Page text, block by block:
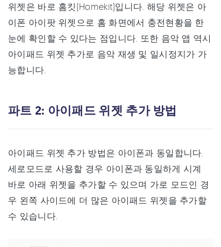
위젯은 바로 홈킷(Homekit)입니다. 해당 위젯은 아
이폰 아이팟 위젯으로 홈 화면에서 충전현황을 한
눈에 확인할 수 있다는 점입니다. 또한 음악 앱 역시
아이패드 위젯 추가로 음악 재생 및 일시정지가 가
능합니다.
파트 2: 아이패드 위젯 추가 방법
아이패드 위젯 추가 방법은 아이폰과 동일합니다.
세로모드로 사용할 경우 아이폰과 동일하게 시계
바로 아래 위젯을 추가할 수 있으며 가로 모드인 경
우 왼쪽 사이드에 더 많은 아이패드 위젯을 추가할
수 있습니다.